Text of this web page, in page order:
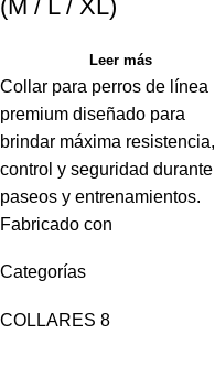
Categorías
COLLARES 8
(M / L / XL)
Leer más
Collar para perros de línea
premium diseñado para
brindar máxima resistencia,
control y seguridad durante
paseos y entrenamientos.
Fabricado con